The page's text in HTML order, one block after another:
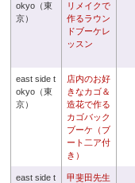
okyo（東
京）
リメイクで
作るラウン
ドブーケレ
ッスン
east side t
okyo（東
京）
店内のお好
きなカゴ＆
造花で作る
カゴバック
ブーケ（ブ
ート二ア付
き）
east side t
甲斐田先生